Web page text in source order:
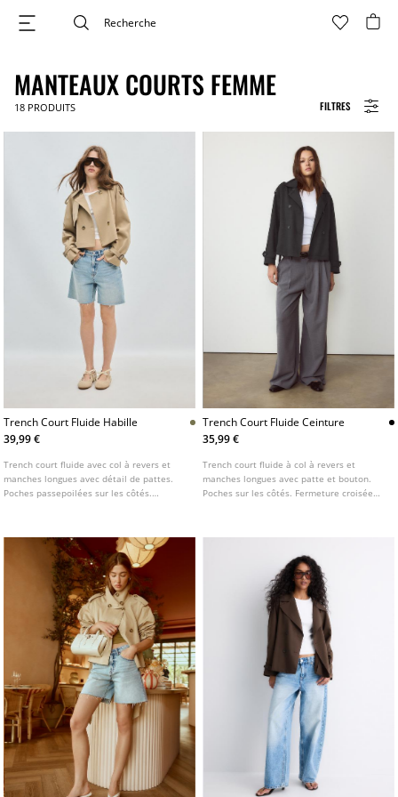
FILTRES
MANTEAUX COURTS FEMME
18 PRODUITS
Trench Court Fluide Habille
39,99 €
Trench court fluide avec col à revers et
manches longues avec détail de pattes.
Poches passepoilées sur les côtés.
Trench Court Fluide Ceinture
35,99 €
Trench court fluide à col à revers et
manches longues avec patte et bouton.
Poches sur les côtés. Fermeture croisée